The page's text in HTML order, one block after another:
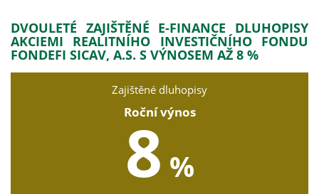
DVOULETÉ ZAJIŠTĚNÉ E-FINANCE DLUHOPISY
AKCIEMI REALITNÍHO INVESTIČNÍHO FONDU
FONDEFI SICAV, A.S. S VÝNOSEM AŽ 8 %
Zajištěné dluhopisy
Roční výnos
8 %